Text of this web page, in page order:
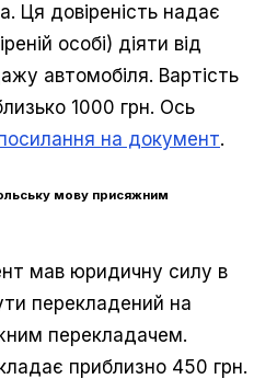
Ця довіреність надає
особі) діяти від
автомобіля. Вартість
1000 грн. Ось
на документ.
мову присяжним
мав юридичну силу в
перекладений на
перекладачем.
приблизно 450 грн.